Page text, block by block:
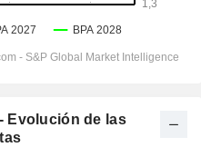
Evolución de las